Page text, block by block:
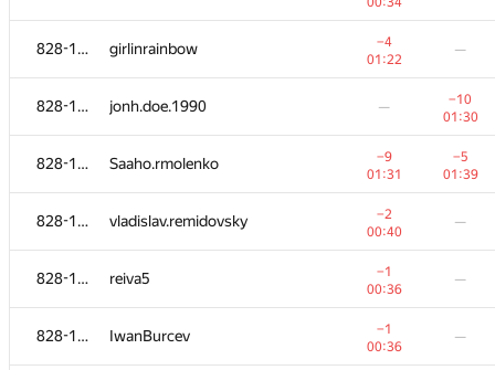
828-1115 girlinrainbow
−4
01:22
—
828-1115 jonh.doe.1990 —
−10
01:30
828-1115 Saaho.rmolenko
−9
01:31
−5
01:39
828-1115 vladislav.remidovsky
−2
00:40
—
828-1115 reiva5
−1
00:36
—
828-1115 IwanBurcev
−1
00:36
—